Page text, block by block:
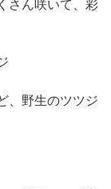
さん咲いて、彩
、野生のツツジ